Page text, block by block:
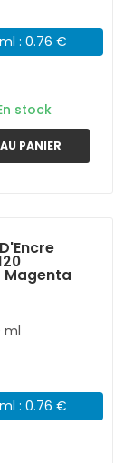
: 0.76 €
stock
PANIER
Magenta
ml
: 0.76 €